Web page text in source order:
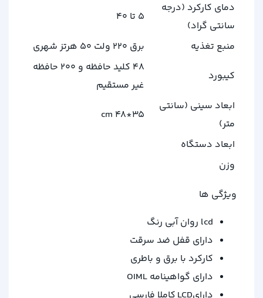
دمای کارکرد (درجه
سانتی گراد)
5 تا 40
منبع تغذیه
برق 220 ولت 50 هرتز شهری
کیبورد
48 کلید حافظه و 200 حافظه
غیر مستقیم
ابعاد سینی (سانتی
متر)
35*48 cm
ابعاد دستگاه
وزن
ویژگی ها
lcd روان آبی رنگ
دارای قفل ضد سرقت
کارکرد با برق و باطری
دارای گواهینامه OIML